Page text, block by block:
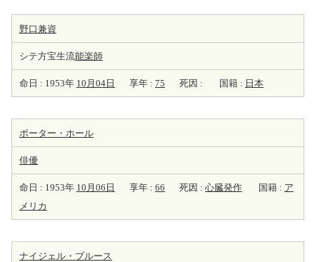
野口兼資
シテ方宝生流能楽師
命日 : 1953年 10月04日 享年 : 75 死因 : 国籍 : 日本
ポーター・ホール
俳優
命日 : 1953年 10月06日 享年 : 66 死因 : 心臓発作 国籍 : ア
メリカ
ナイジェル・ブルース